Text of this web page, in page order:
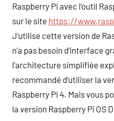
Raspberry Pi avec l’outil
sur le site https://
J’utilise cette version de
n’a pas besoin d’interface
l’architecture simplifiée
recommandé d’utiliser la
Raspberry Pi 4. Mais vous
la version Raspberry Pi OS